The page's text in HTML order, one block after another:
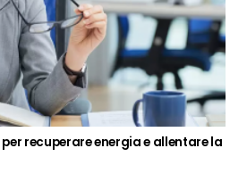
recuperare energia e allentare la